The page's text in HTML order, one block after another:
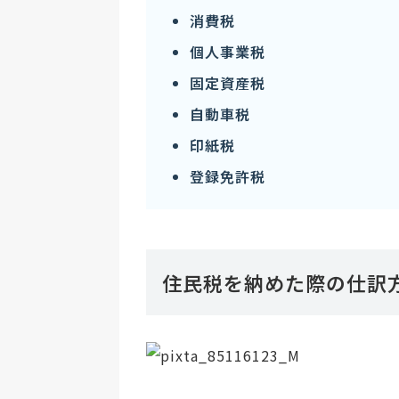
消費税
個人事業税
固定資産税
自動車税
印紙税
登録免許税
住民税を納めた際の仕訳